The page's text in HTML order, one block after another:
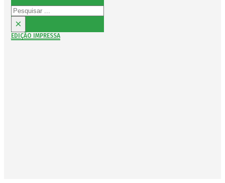
Pesquisar
×
EDIÇÃO IMPRESSA